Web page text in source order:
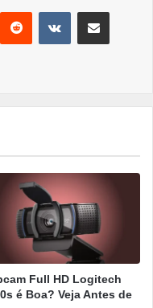
Reddit VK Compartilhar por e-mail
Full HD Logitech
é Boa? Veja Antes de